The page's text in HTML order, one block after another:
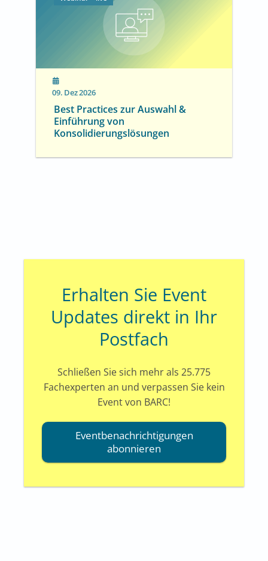
09. Dez 2026
Best Practices zur Auswahl &
Einführung von
Konsolidierungslösungen
Erhalten Sie Event
Updates direkt in Ihr
Postfach
Schließen Sie sich mehr als 25.775
Fachexperten an und verpassen Sie kein
Event von BARC!
Eventbenachrichtigungen
abonnieren